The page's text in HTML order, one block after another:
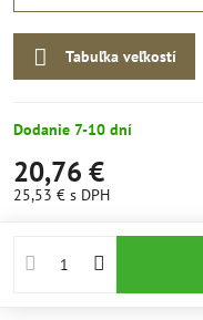
Tabuľka veľkostí
Dodanie 7-10 dní
20,76 €
25,53 € s DPH